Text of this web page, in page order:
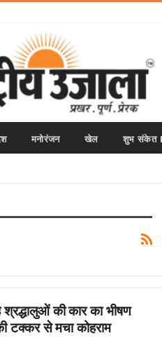
मनोरंजन खेल शुभ संकेत
श्रद्धालुओं की कार का भीषण
टक्कर से मचा कोहराम